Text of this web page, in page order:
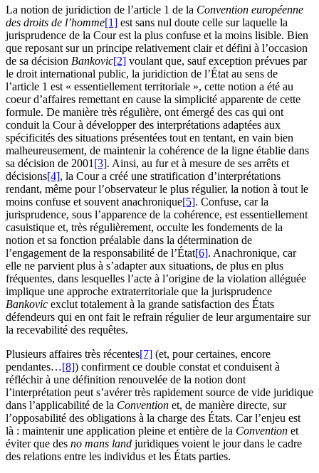
La notion de juridiction de l’article 1 de la Convention européenne
des droits de l’homme[1] est sans nul doute celle sur laquelle la
jurisprudence de la Cour est la plus confuse et la moins lisible. Bien
que reposant sur un principe relativement clair et défini à l’occasion
de sa décision Bankovic[2] voulant que, sauf exception prévues par
le droit international public, la juridiction de l’État au sens de
l’article 1 est « essentiellement territoriale », cette notion a été au
coeur d’affaires remettant en cause la simplicité apparente de cette
formule. De manière très régulière, ont émergé des cas qui ont
conduit la Cour à développer des interprétations adaptées aux
spécificités des situations présentées tout en tentant, en vain bien
malheureusement, de maintenir la cohérence de la ligne établie dans
sa décision de 2001 [3]. Ainsi, au fur et à mesure de ses arrêts et
décisions[4], la Cour a créé une stratification d’interprétations
rendant, même pour l’observateur le plus régulier, la notion à tout le
moins confuse et souvent anachronique[5]. Confuse, car la
jurisprudence, sous l’apparence de la cohérence, est essentiellement
casuistique et, très régulièrement, occulte les fondements de la
notion et sa fonction préalable dans la détermination de
l’engagement de la responsabilité de l’État[6]. Anachronique, car
elle ne parvient plus à s’adapter aux situations, de plus en plus
fréquentes, dans lesquelles l’acte à l’origine de la violation alléguée
implique une approche extraterritoriale que la jurisprudence
Bankovic exclut totalement à la grande satisfaction des États
défendeurs qui en ont fait le refrain régulier de leur argumentaire sur
la recevabilité des requêtes.
Plusieurs affaires très récentes[7] (et, pour certaines, encore
pendantes…[8]) confirment ce double constat et conduisent à
réfléchir à une définition renouvelée de la notion dont
l’interprétation peut s’avérer très rapidement source de vide juridique
dans l’applicabilité de la Convention et, de manière directe, sur
l’opposabilité des obligations à la charge des États. Car l’enjeu est
là : maintenir une application pleine et entière de la Convention et
éviter que des no mans land juridiques voient le jour dans le cadre
des relations entre les individus et les États parties.